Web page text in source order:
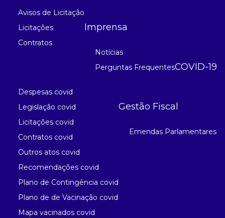
Avisos de Licitação
Licitações
Contratos
Imprensa
Notícias
Perguntas FrequentesCOVID-19
Despesas covid
Legislação covid
Licitações covid
Contratos covid
Outros atos covid
Recomendações covid
Plano de Contingência covid
Plano de de Vacinação covid
Mapa vacinados covid
Gestão Fiscal
Emendas Parlamentares